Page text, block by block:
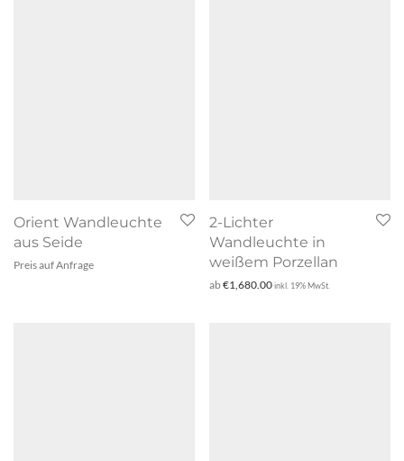
Orient Wandleuchte
aus Seide
Preis auf Anfrage
2-Lichter
Wandleuchte in
weißem Porzellan
ab€1,680.00inkl. 19% MwSt.